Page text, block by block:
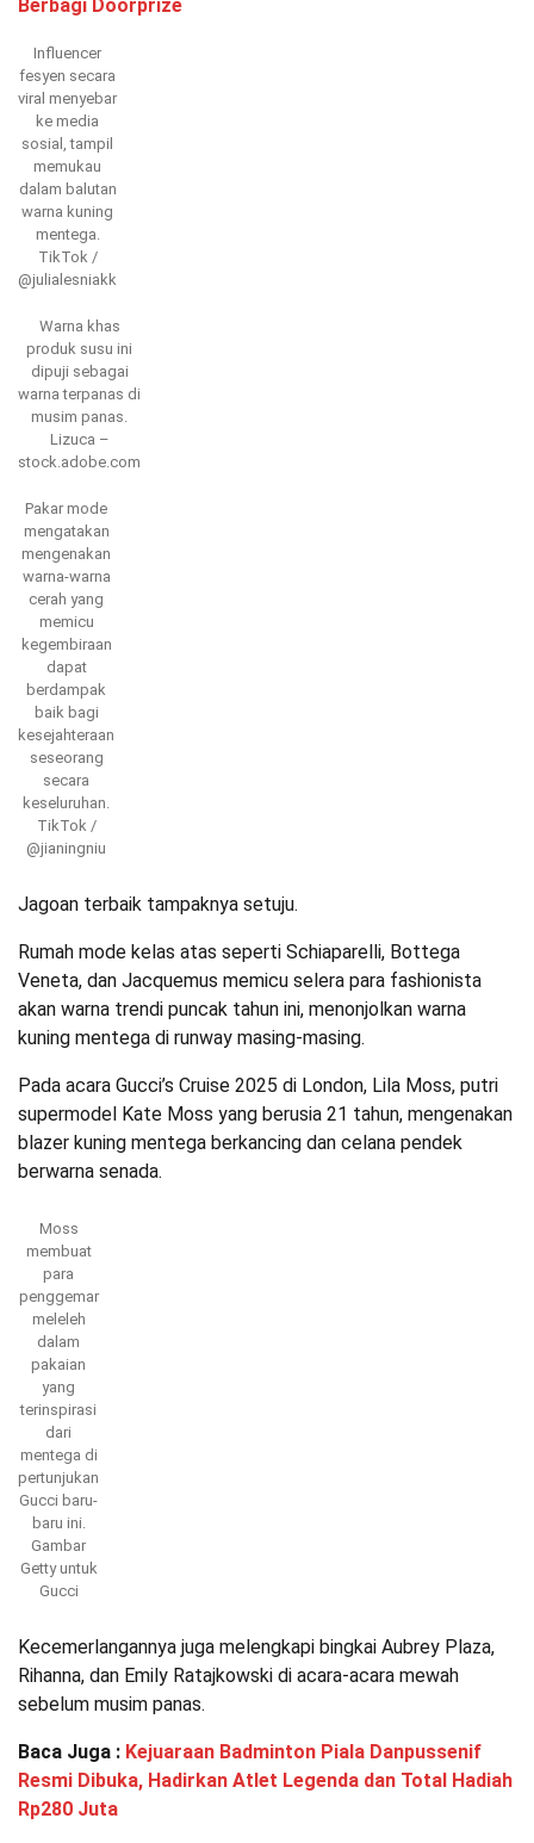
Berbagi Doorprize
Influencer
fesyen secara
viral menyebar
ke media
sosial, tampil
memukau
dalam balutan
warna kuning
mentega.
TikTok /
@julialesniakk
Warna khas
produk susu ini
dipuji sebagai
warna terpanas di
musim panas.
Lizuca –
stock.adobe.com
Pakar mode
mengatakan
mengenakan
warna-warna
cerah yang
memicu
kegembiraan
dapat
berdampak
baik bagi
kesejahteraan
seseorang
secara
keseluruhan.
TikTok /
@jianingniu
Jagoan terbaik tampaknya setuju.
Rumah mode kelas atas seperti Schiaparelli, Bottega
Veneta, dan Jacquemus memicu selera para fashionista
akan warna trendi puncak tahun ini, menonjolkan warna
kuning mentega di runway masing-masing.
Pada acara Gucci’s Cruise 2025 di London, Lila Moss, putri
supermodel Kate Moss yang berusia 21 tahun, mengenakan
blazer kuning mentega berkancing dan celana pendek
berwarna senada.
Moss
membuat
para
penggemar
meleleh
dalam
pakaian
yang
terinspirasi
dari
mentega di
pertunjukan
Gucci baru-
baru ini.
Gambar
Getty untuk
Gucci
Kecemerlangannya juga melengkapi bingkai Aubrey Plaza,
Rihanna, dan Emily Ratajkowski di acara-acara mewah
sebelum musim panas.
Baca Juga : Kejuaraan Badminton Piala Danpussenif
Resmi Dibuka, Hadirkan Atlet Legenda dan Total Hadiah
Rp280 Juta